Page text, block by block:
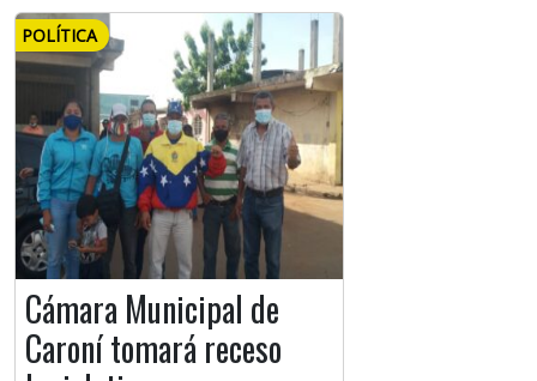
POLÍTICA
Cámara Municipal de
Caroní tomará receso